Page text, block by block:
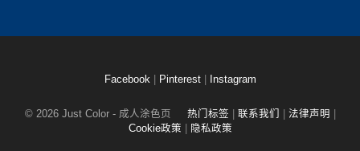
Facebook Pinterest Instagram
© 2026 Just Color - 成人涂色页 热门标签 联系我们 法律声明
Cookie政策
隐私政策